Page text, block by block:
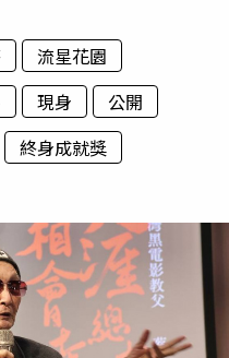
流星花園
現身
公開
終身成就獎